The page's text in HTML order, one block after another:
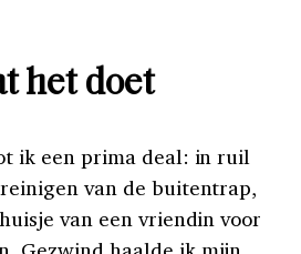
het doet
ik een prima deal: in ruil
van de buitentrap,
van een vriendin voor